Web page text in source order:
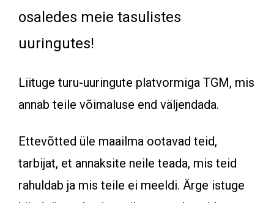
osaledes meie tasulistes
uuringutes!
Liituge turu-uuringute platvormiga TGM, mis
annab teile võimaluse end väljendada.
Ettevõtted üle maailma ootavad teid,
tarbijat, et annaksite neile teada, mis teid
rahuldab ja mis teile ei meeldi. Ärge istuge